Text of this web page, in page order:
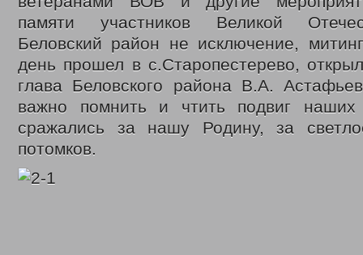
памяти участников Великой
Беловский район не исключение,
день прошел в с.Старопестерево,
глава Беловского района В.А.
важно помнить и чтить подвиг
сражались за нашу Родину, за
потомков.